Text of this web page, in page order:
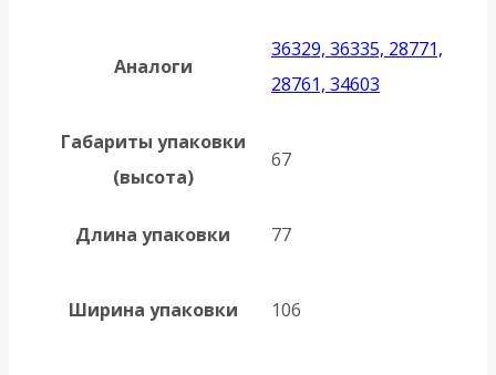
Аналоги
36329, 36335, 28771,
28761, 34603
Габариты упаковки
(высота)
67
Длина упаковки 77
Ширина упаковки 106